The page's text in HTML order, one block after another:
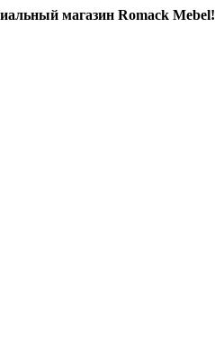
магазин Romack Mebel!